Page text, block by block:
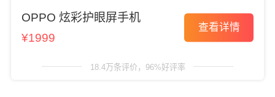
OPPO 炫彩护眼屏手机
¥1999
查看详情
18.4万条评价，96%好评率